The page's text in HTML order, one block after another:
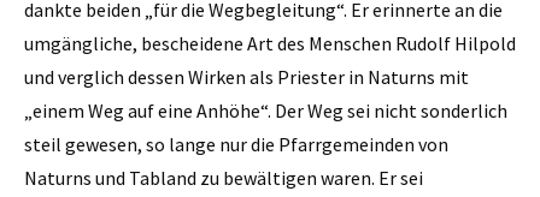
dankte beiden „für die Wegbegleitung“. Er erinnerte an die
umgängliche, bescheidene Art des Menschen Rudolf Hilpold
und verglich dessen Wirken als Priester in Naturns mit
„einem Weg auf eine Anhöhe“. Der Weg sei nicht sonderlich
steil gewesen, so lange nur die Pfarrgemeinden von
Naturns und Tabland zu bewältigen waren. Er sei